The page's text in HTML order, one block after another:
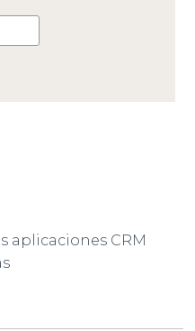
aplicaciones CRM